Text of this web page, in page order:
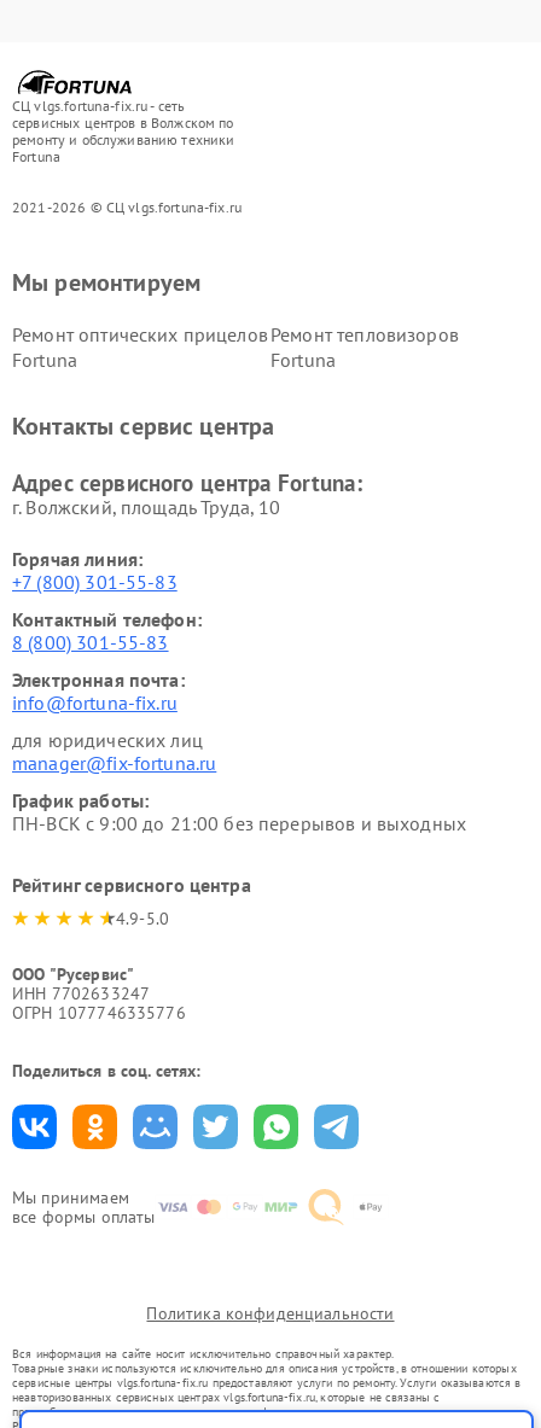
СЦ vlgs.fortuna-fix.ru - сеть
сервисных центров в Волжском по
ремонту и обслуживанию техники
Fortuna
2021-2026 © СЦ vlgs.fortuna-fix.ru
Мы принимаем
все формы оплаты
Мы ремонтируем
Ремонт оптических прицелов
Fortuna
Ремонт тепловизоров
Fortuna
Контакты сервис центра
Адрес сервисного центра Fortuna:
г. Волжский, площадь Труда, 10
Горячая линия:
+7 (800) 301-55-83
Контактный телефон:
8 (800) 301-55-83
Электронная почта:
info@fortuna-fix.ru
для юридических лиц
manager@fix-fortuna.ru
График работы:
ПН-ВСК с 9:00 до 21:00 без перерывов и выходных
Рейтинг сервисного центра
4.9-5.0
ООО "Русервис"
ИНН 7702633247
ОГРН 1077746335776
Поделиться в соц. сетях:
Политика конфиденциальности
Вся информация на сайте носит исключительно справочный характер.
Товарные знаки используются исключительно для описания устройств, в отношении которых
сервисные центры vlgs.fortuna-fix.ru предоставляют услуги по ремонту. Услуги оказываются в
неавторизованных сервисных центрах vlgs.fortuna-fix.ru, которые не связаны с
правообладателями товарных знаков или их официальными представителями.